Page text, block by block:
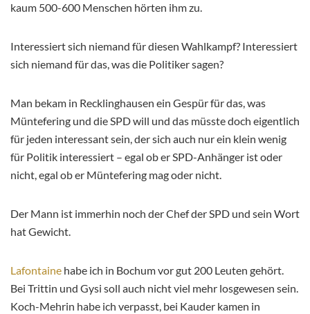
kaum 500-600 Menschen hörten ihm zu.
Interessiert sich niemand für diesen Wahlkampf? Interessiert
sich niemand für das, was die Politiker sagen?
Man bekam in Recklinghausen ein Gespür für das, was
Müntefering und die SPD will und das müsste doch eigentlich
für jeden interessant sein, der sich auch nur ein klein wenig
für Politik interessiert – egal ob er SPD-Anhänger ist oder
nicht, egal ob er Müntefering mag oder nicht.
Der Mann ist immerhin noch der Chef der SPD und sein Wort
hat Gewicht.
Lafontaine habe ich in Bochum vor gut 200 Leuten gehört.
Bei Trittin und Gysi soll auch nicht viel mehr losgewesen sein.
Koch-Mehrin habe ich verpasst, bei Kauder kamen in